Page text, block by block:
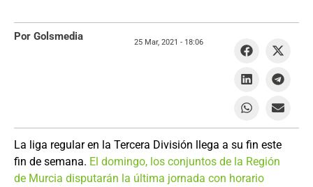
La liga regular en la Tercera División llega a su fin este
fin de semana. El domingo, los conjuntos de la Región
de Murcia disputarán la última jornada con horario
Por Golsmedia 25 Mar, 2021 - 18:06